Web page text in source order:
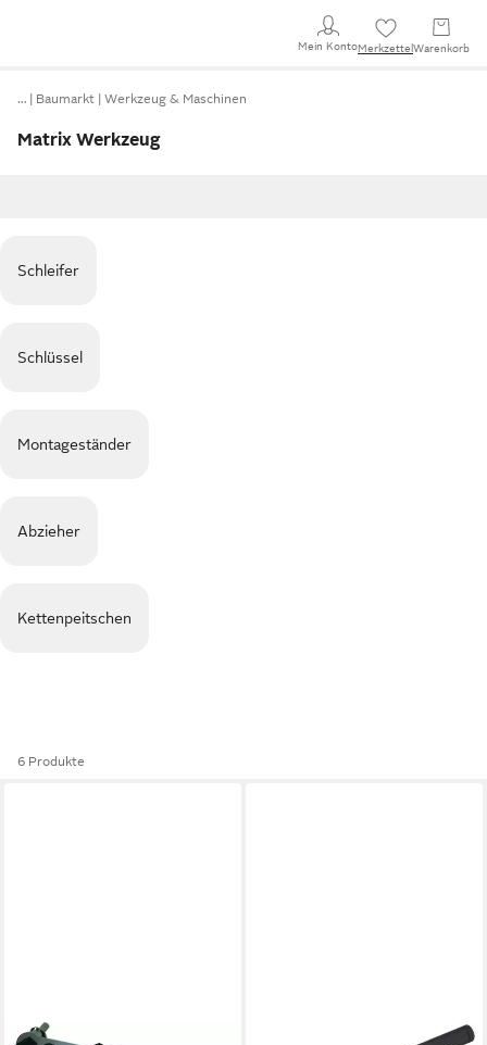
Mein KontoMerkzettel Warenkorb
… Baumarkt Werkzeug & Maschinen
Matrix Werkzeug
Schleifer
Schlüssel
Montageständer
Abzieher
Kettenpeitschen
6 Produkte